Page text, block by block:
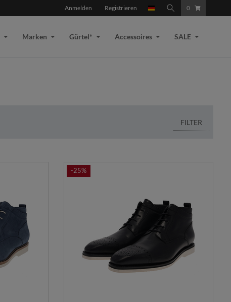
Anmelden Registrieren 0
Marken Gürtel* Accessoires SALE
FILTER
-25%